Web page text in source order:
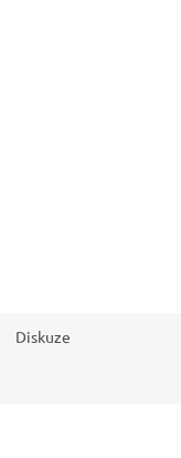
Diskuze